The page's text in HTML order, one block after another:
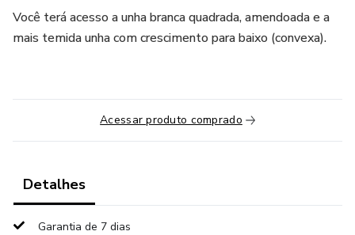
Você terá acesso a unha branca quadrada, amendoada e a
mais temida unha com crescimento para baixo (convexa).
Acessar produto comprado
Detalhes
Garantia de 7 dias